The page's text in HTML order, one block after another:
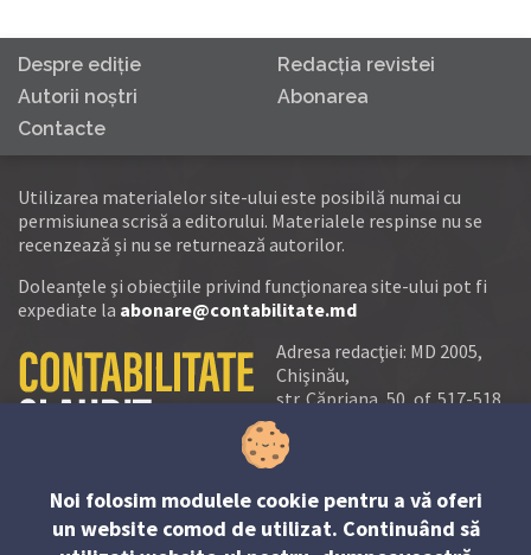
Despre ediţie
Redacţia revistei
Autorii noştri
Abonarea
Contacte
Utilizarea materialelor site-ului este posibilă numai cu
permisiunea scrisă a editorului. Materialele respinse nu se
recenzează și nu se returnează autorilor.
Doleanţele şi obiecţiile privind funcţionarea site-ului pot fi
expediate la abonare@contabilitate.md
Adresa redacţiei: MD 2005,
Chişinău,
str. Căpriana, 50, of. 517-518
tel.:
tel./fax:
e-mail:
abonare@contabilitate.md
Noi folosim modulele cookie pentru a vă oferi
un website comod de utilizat. Continuând să